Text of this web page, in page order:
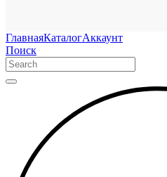
ГлавнаяКаталогАккаунт
Поиск